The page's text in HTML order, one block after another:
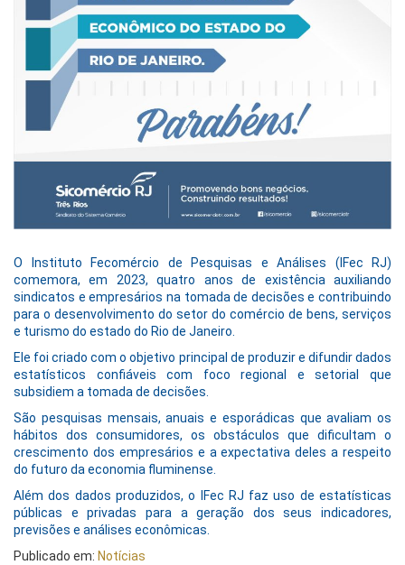
O Instituto Fecomércio de Pesquisas e Análises (IFec RJ)
comemora, em 2023, quatro anos de existência auxiliando
sindicatos e empresários na tomada de decisões e contribuindo
para o desenvolvimento do setor do comércio de bens, serviços
e turismo do estado do Rio de Janeiro.
Ele foi criado com o objetivo principal de produzir e difundir dados
estatísticos confiáveis com foco regional e setorial que
subsidiem a tomada de decisões.
São pesquisas mensais, anuais e esporádicas que avaliam os
hábitos dos consumidores, os obstáculos que dificultam o
crescimento dos empresários e a expectativa deles a respeito
do futuro da economia fluminense.
Além dos dados produzidos, o IFec RJ faz uso de estatísticas
públicas e privadas para a geração dos seus indicadores,
previsões e análises econômicas.
Publicado em: Notícias